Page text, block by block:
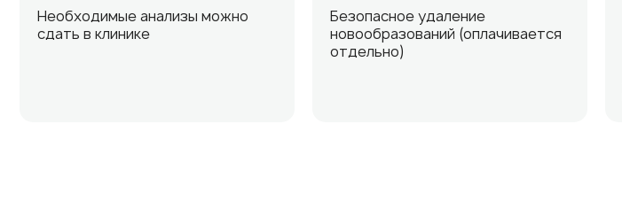
Необходимые анализы можно
сдать в клинике
Безопасное удаление
новообразований (оплачивается
отдельно)